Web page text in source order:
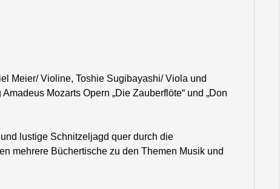
Meier/ Violine, Toshie Sugibayashi/ Viola und
Mozarts Opern „Die Zauberflöte“ und „Don
lustige Schnitzeljagd quer durch die
mehrere Büchertische zu den Themen Musik und